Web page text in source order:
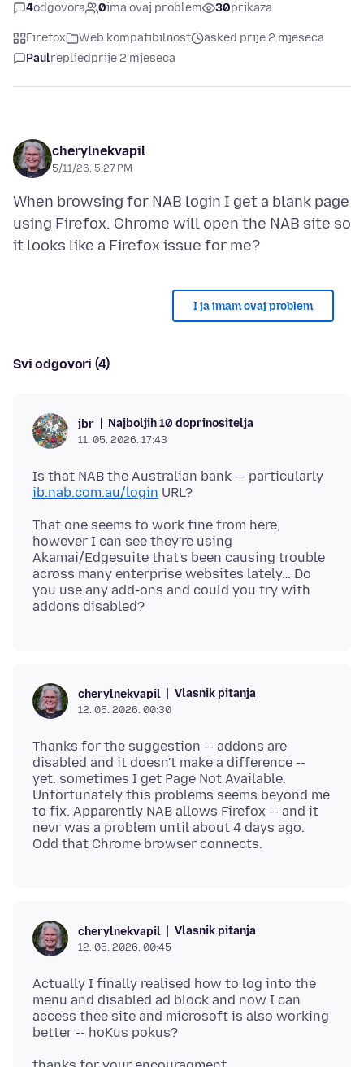
4odgovora 0ima ovaj problem 30prikaza
Firefox Web kompatibilnost
asked prije 2 mjeseca
Paulrepliedprije 2 mjeseca
cherylnekvapil
5/11/26, 5:27 PM
When browsing for NAB login I get a blank page
using Firefox. Chrome will open the NAB site so
I ja imam ovaj problem
Svi odgovori (4)
jbr Najboljih 10 doprinositelja
11. 05. 2026. 17:43
Is that NAB the Australian bank — particularly
ib.nab.com.au/login
That one seems to work fine from here,
however I can see they're using
Akamai/Edgesuite that's been causing trouble
across many enterprise websites lately… Do
you use any add-ons and could you try with
cherylnekvapil Vlasnik pitanja
12. 05. 2026. 00:30
Thanks for the suggestion -- addons are
disabled and it doesn't make a difference --
yet. sometimes I get Page Not Available.
Unfortunately this problems seems beyond me
to fix. Apparently NAB allows Firefox -- and it
nevr was a problem until about 4 days ago.
cherylnekvapil Vlasnik pitanja
12. 05. 2026. 00:45
Actually I finally realised how to log into the
menu and disabled ad block and now I can
access thee site and microsoft is also working